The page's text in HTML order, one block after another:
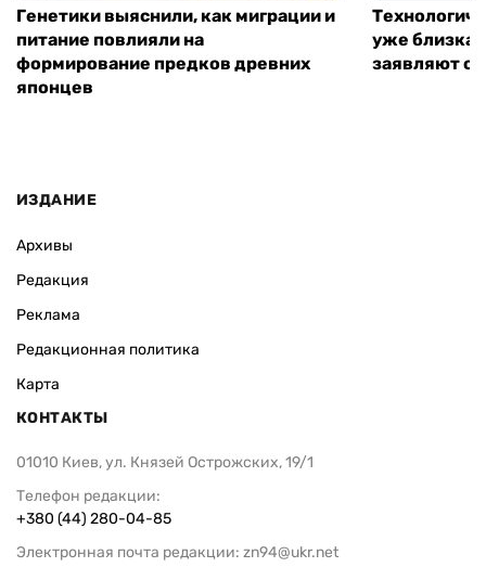
Генетики выяснили, как миграции и
питание повлияли на
формирование предков древних
японцев
уже близка:
заявляют о
ИЗДАНИЕ
Архивы
Редакция
Реклама
Редакционная политика
Карта
КОНТАКТЫ
01010 Киев, ул. Князей Острожских, 19/1
Телефон редакции:
+380 (44) 280-04-85
Электронная почта редакции: zn94@ukr.net